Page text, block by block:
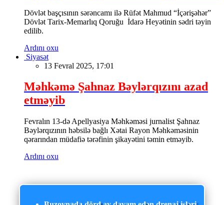
Dövlət başçısının sərəncamı ilə Rüfət Mahmud “İçərişəhər”
Dövlət Tarix-Memarlıq Qoruğu İdarə Heyətinin sədri təyin
edilib.
Ardını oxu
Siyasət
13 Fevral 2025, 17:01
Məhkəmə Şahnaz Bəylərqızını azad
etməyib
Fevralın 13-də Apellyasiya Məhkəməsi jurnalist Şahnaz
Bəylərqızının həbsilə bağlı Xətai Rayon Məhkəməsinin
qərarından müdafiə tərəfinin şikayətini təmin etməyib.
Ardını oxu